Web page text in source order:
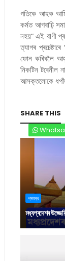
গতিকে আহক
কৰ্মত আগবাঢ়ি
নহয়” এই বাণী
ত্যাগৰ
ফোন কৰিবলৈ
নিকটিন টবেনীল
আসক্তলোকে ধপাঁত
SHARE THIS
প্ৰবন্ধ
মধ্যপ্ৰদেশৰ